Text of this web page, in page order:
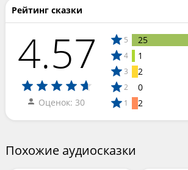
Рейтинг сказки
4.57
Оценок: 30
5 25
4 1
3 2
2 0
1 2
Похожие аудиосказки